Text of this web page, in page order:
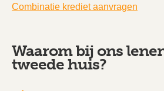
Combinatie krediet aanvragen
Waarom bij ons
tweede huis?